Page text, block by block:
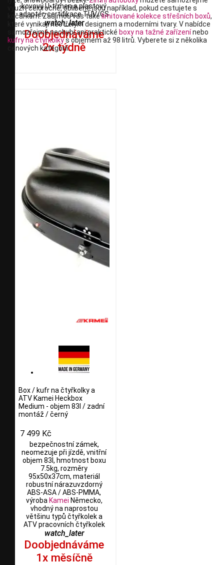
využít celoročně, oblíbené jsou například, pokud cestujete s
kočárkem. Zaujmou vás takélimitované kolekce střešních boxů,
které vynikají neotřelým designem a moderními tvary. V nabídce
samozřejmě nechybí ani praktické boxy na tažné zařízenínebo
kufry na čtyřkolkys objemem až 98 litrů. Vyberete si z několika
cenových kategorií.
kovový U-třmen a plastový
adaptér, certifikace TÜV/GS
watch_later
Doobjednáváme
2x týdně
Box / kufr na čtyřkolky a
ATV Kamei Heckbox
Medium - objem 83l / zadní
montáž / černý
7 499 Kč
bezpečnostní zámek,
neomezuje při jízdě, vnitřní
objem 83l, hmotnost boxu
7.5kg, rozměry
95x50x37cm, materiál
robustní nárazuvzdorný
ABS-ASA / ABS-PMMA,
výroba Kamei Německo,
vhodný na naprostou
většinu typů čtyřkolek a
ATV pracovních čtyřkolek
watch_later
Doobjednáváme
1x měsíčně